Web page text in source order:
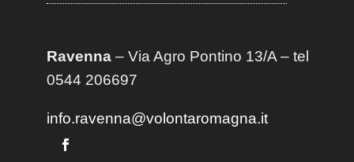
Ravenna– Via Agro Pontino 13/A– tel
0544 206697
info.ravenna@volontaromagna.it